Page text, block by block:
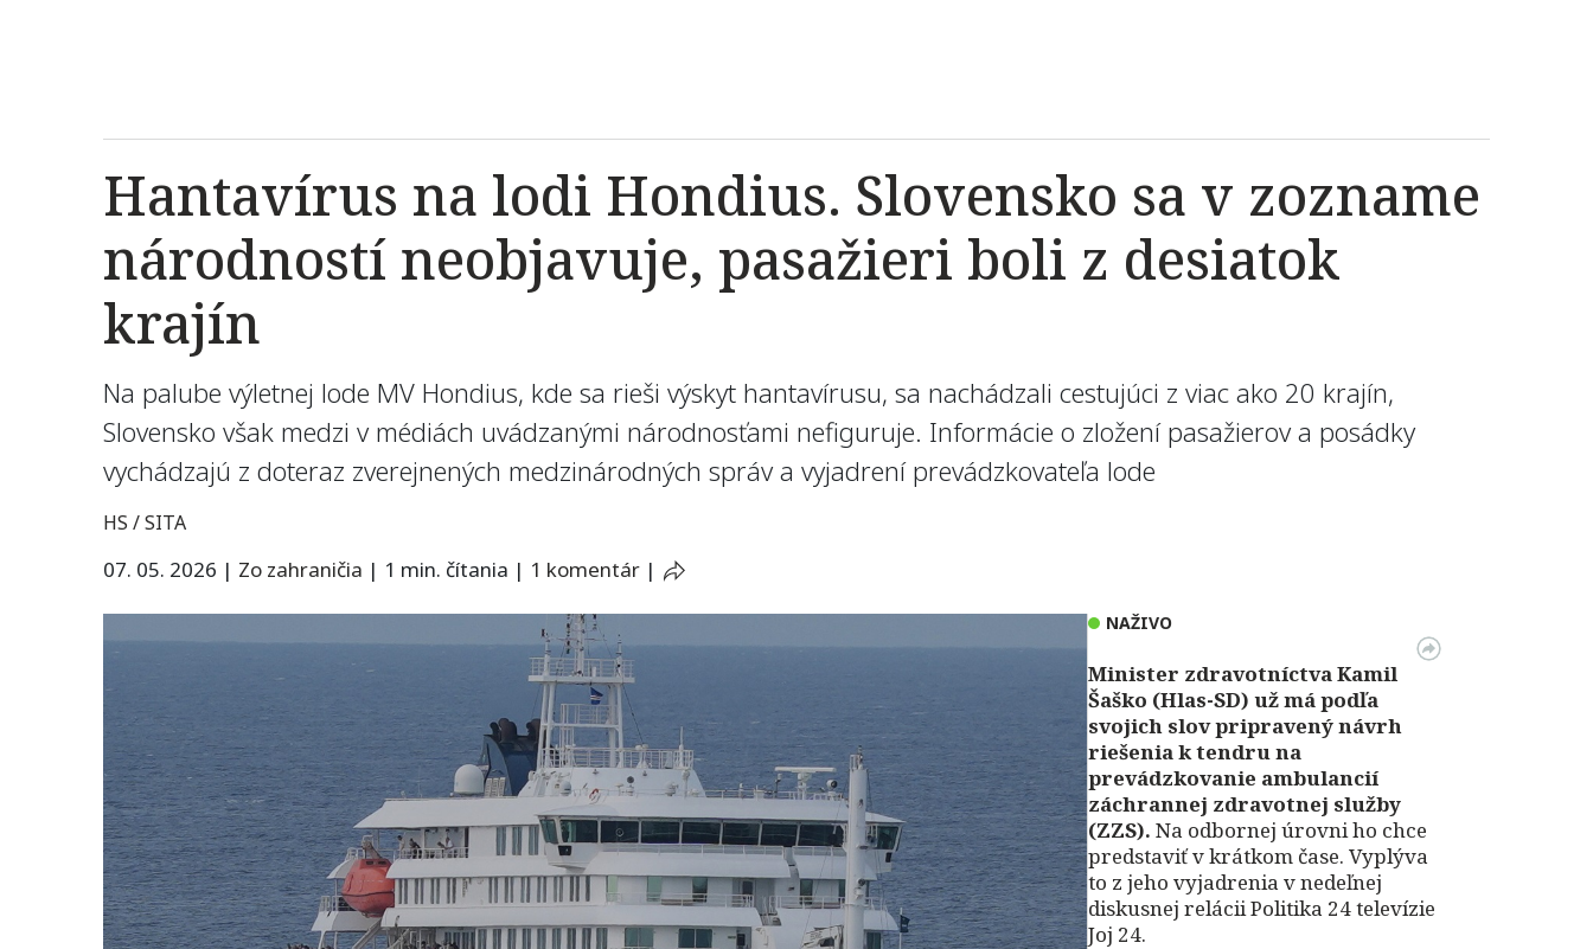
Hantavírus na lodi Hondius. Slovensko sa v zozname
národností neobjavuje, pasažieri boli z desiatok
krajín
Na palube výletnej lode MV Hondius, kde sa rieši výskyt hantavírusu, sa nachádzali cestujúci z viac ako 20 krajín,
Slovensko však medzi v médiách uvádzanými národnosťami nefiguruje. Informácie o zložení pasažierov a posádky
vychádzajú z doteraz zverejnených medzinárodných správ a vyjadrení prevádzkovateľa lode
HS / SITA
07. 05. 2026 | Zo zahraničia | 1 min. čítania | 1 komentár |
NAŽIVO
Minister zdravotníctva Kamil
Šaško (Hlas-SD) už má podľa
svojich slov pripravený návrh
riešenia k tendru na
prevádzkovanie ambulancií
záchrannej zdravotnej služby
(ZZS). Na odbornej úrovni ho chce
predstaviť v krátkom čase. Vyplýva
to z jeho vyjadrenia v nedeľnej
diskusnej relácii Politika 24 televízie
Joj 24.